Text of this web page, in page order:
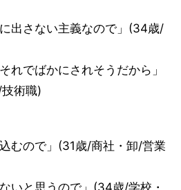
出さない主義なので」(34歳/
れでばかにされそうだから」
術職)
むので」(31歳/商社・卸/営業
いと思うので」(34歳/学校・